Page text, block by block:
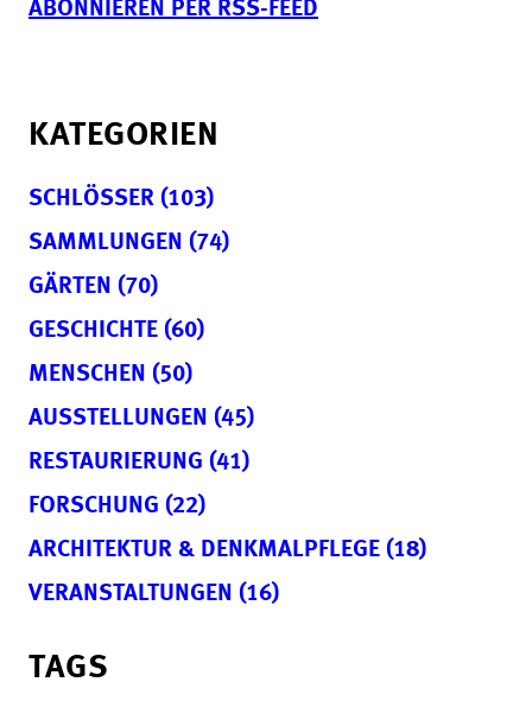
ABONNIEREN PER RSS-FEED
KATEGORIEN
SCHLÖSSER (103)
SAMMLUNGEN (74)
GÄRTEN (70)
GESCHICHTE (60)
MENSCHEN (50)
AUSSTELLUNGEN (45)
RESTAURIERUNG (41)
FORSCHUNG (22)
ARCHITEKTUR & DENKMALPFLEGE (18)
VERANSTALTUNGEN (16)
TAGS